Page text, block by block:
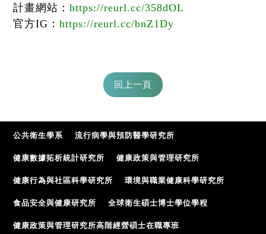
計畫網站：https://reurl.cc/358dOL
官方IG：https://reurl.cc/bnZ1Dy
公共衛生學系 流行病學與預防醫學研究所
健康數據拓析統計研究所 健康政策與管理研究所
健康行為與社區科學研究所 環境與職業健康科學研究所
食品安全與健康研究所 全球衛生碩士博士學位學程
健康政策與管理研究所高階經營碩士在職專班